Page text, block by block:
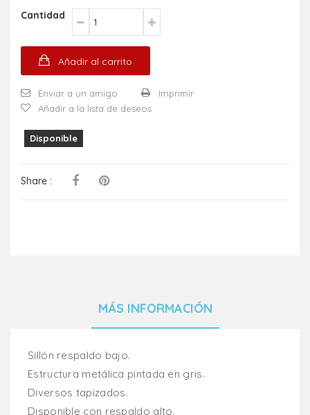
Cantidad
Añadir al carrito
Enviar a un amigo
Imprimir
Añadir a la lista de deseos
Disponible
Share :
MÁS INFORMACIÓN
Sillón respaldo bajo.
Estructura metálica pintada en gris.
Diversos tapizados.
Disponible con respaldo alto.